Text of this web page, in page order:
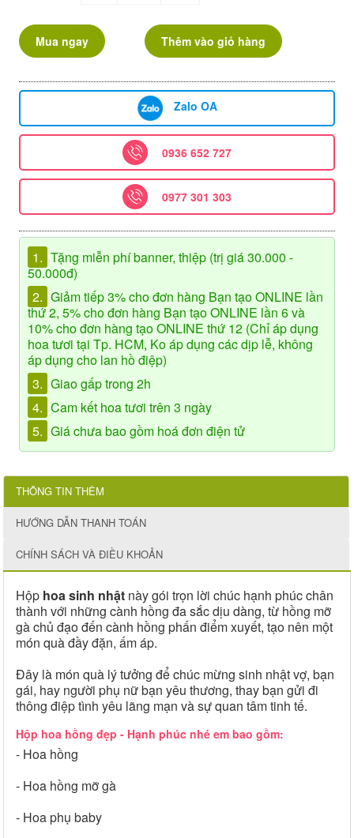
Mua ngay Thêm vào giỏ hàng
Zalo OA
0936 652 727
0977 301 303
1. Tặng miễn phí banner, thiệp (trị giá 30.000 -
50.000đ)
2. Giảm tiếp 3% cho đơn hàng Bạn tạo ONLINE lần
thứ 2, 5% cho đơn hàng Bạn tạo ONLINE lần 6 và
10% cho đơn hàng tạo ONLINE thứ 12 (Chỉ áp dụng
hoa tươi tại Tp. HCM, Ko áp dụng các dịp lễ, không
áp dụng cho lan hồ điệp)
3. Giao gấp trong 2h
4. Cam kết hoa tươi trên 3 ngày
5. Giá chưa bao gồm hoá đơn điện tử
THÔNG TIN THÊM
HƯỚNG DẪN THANH TOÁN
CHÍNH SÁCH VÀ ĐIỀU KHOẢN
Hộp hoa sinh nhật này gói trọn lời chúc hạnh phúc chân
thành với những cành hồng đa sắc dịu dàng, từ hồng mỡ
gà chủ đạo đến cành hồng phấn điểm xuyết, tạo nên một
món quà đầy đặn, ấm áp.
Đây là món quà lý tưởng để chúc mừng sinh nhật vợ, bạn
gái, hay người phụ nữ bạn yêu thương, thay bạn gửi đi
thông điệp tình yêu lãng mạn và sự quan tâm tinh tế.
Hộp hoa hồng đẹp - Hạnh phúc nhé em bao gồm:
- Hoa hồng
- Hoa hồng mỡ gà
- Hoa phụ baby